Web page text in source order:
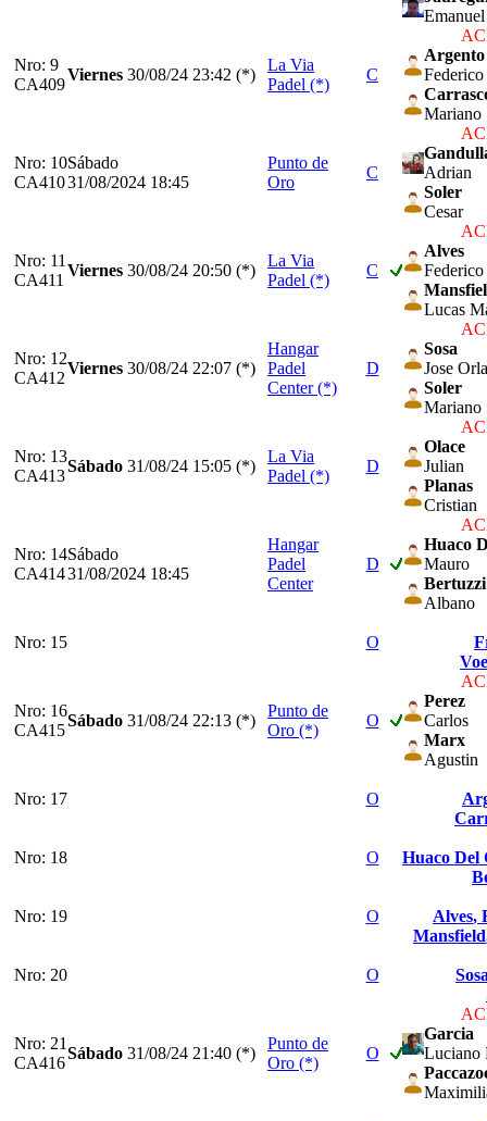
Emanuel
Nro: 9
CA409
Viernes 30/08/24 23:42 (*)
La Via
Padel (*)
C
Argento
Federico
Mariano
Nro: 10
CA410
Sábado
31/08/2024 18:45
Punto de
Oro
C
Adrian
Soler
Cesar
Nro: 11
CA411
Viernes 30/08/24 20:50 (*)
La Via
Padel (*)
C
Alves
Lucas
Nro: 12
CA412
Viernes 30/08/24 22:07 (*)
Hangar
Padel
Center (*)
D
Sosa
Jose
Soler
Mariano
Nro: 13
CA413
Sábado 31/08/24 15:05 (*)
La Via
Padel (*)
D
Olace
Julian
Planas
Cristian
Nro: 14
CA414
Sábado
31/08/2024 18:45
Hangar
Padel
Center
D
Huaco
Mauro
Bertuzzi
Albano
Nro: 15 O
Nro: 16
CA415
Sábado 31/08/24 22:13 (*)
Punto de
Oro (*)
O
Perez
Carlos
Marx
Agustin
Nro: 17 O
Nro: 18 O
Huaco Del
Nro: 19 O Alves,
Mansfield
Nro: 20 O
Nro: 21
CA416
Sábado 31/08/24 21:40 (*)
Punto de
Oro (*)
O
Garcia
Luciano